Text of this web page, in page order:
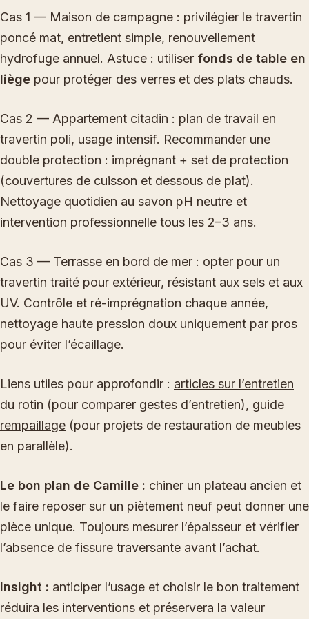
Cas 1 — Maison de campagne : privilégier le travertin
poncé mat, entretient simple, renouvellement
hydrofuge annuel. Astuce : utiliser fonds de table en
liège pour protéger des verres et des plats chauds.
Cas 2 — Appartement citadin : plan de travail en
travertin poli, usage intensif. Recommander une
double protection : imprégnant + set de protection
(couvertures de cuisson et dessous de plat).
Nettoyage quotidien au savon pH neutre et
intervention professionnelle tous les 2–3 ans.
Cas 3 — Terrasse en bord de mer : opter pour un
travertin traité pour extérieur, résistant aux sels et aux
UV. Contrôle et ré-imprégnation chaque année,
nettoyage haute pression doux uniquement par pros
pour éviter l’écaillage.
Liens utiles pour approfondir : articles sur l’entretien
du rotin (pour comparer gestes d’entretien), guide
rempaillage (pour projets de restauration de meubles
en parallèle).
Le bon plan de Camille : chiner un plateau ancien et
le faire reposer sur un piètement neuf peut donner une
pièce unique. Toujours mesurer l’épaisseur et vérifier
l’absence de fissure traversante avant l’achat.
Insight : anticiper l’usage et choisir le bon traitement
réduira les interventions et préservera la valeur